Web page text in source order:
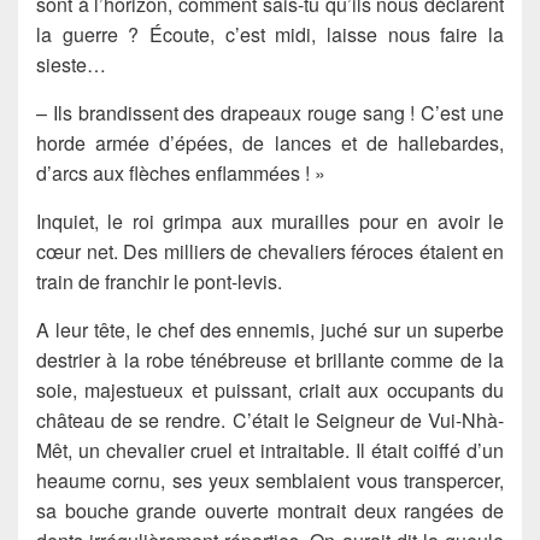
la guerre ? Écoute, c’est midi, laisse nous faire la
sieste…
– Ils brandissent des drapeaux rouge sang ! C’est une
horde armée d’épées, de lances et de hallebardes,
d’arcs aux flèches enflammées ! »
Inquiet, le roi grimpa aux murailles pour en avoir le
cœur net. Des milliers de chevaliers féroces étaient en
train de franchir le pont-levis.
A leur tête, le chef des ennemis, juché sur un superbe
destrier à la robe ténébreuse et brillante comme de la
soie, majestueux et puissant, criait aux occupants du
château de se rendre. C’était le Seigneur de Vui-Nhà-
Mêt, un chevalier cruel et intraitable. Il était coiffé d’un
heaume cornu, ses yeux semblaient vous transpercer,
sa bouche grande ouverte montrait deux rangées de